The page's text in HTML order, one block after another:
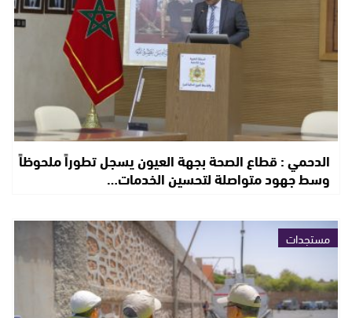
الدحمي : قطاع الصحة بجهة العيون يسجل تطوراً ملحوظاً
وسط جهود متواصلة لتحسين الخدمات…
مستجدات